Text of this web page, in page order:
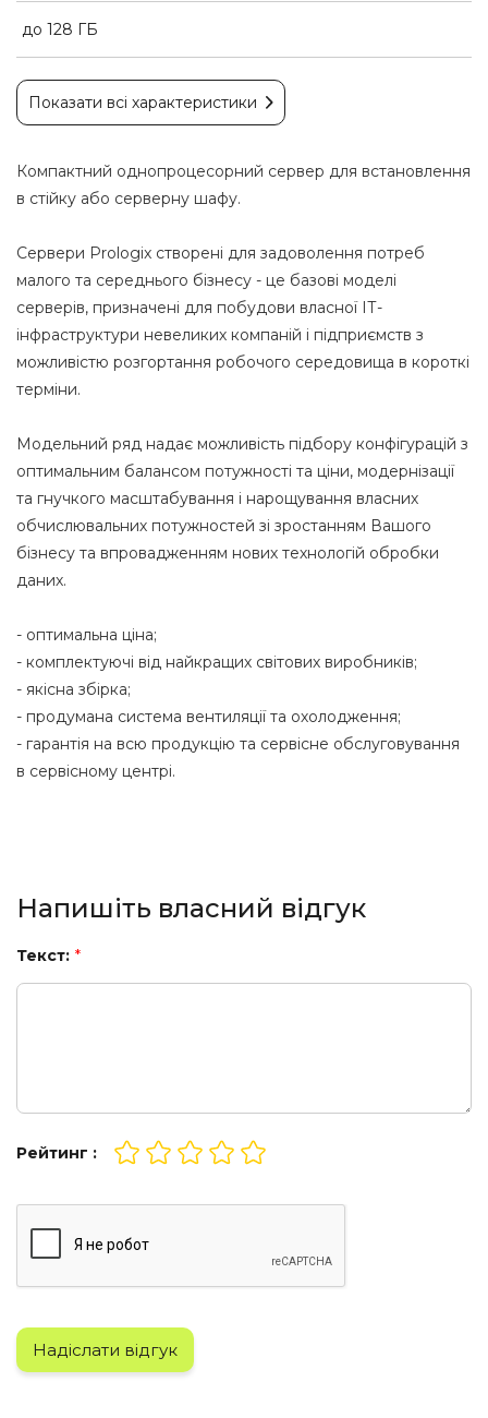
до 128 ГБ
Показати всі характеристики
Компактний однопроцесорний сервер для встановлення
в стійку або серверну шафу.
Сервери Prologix створені для задоволення потреб
малого та середнього бізнесу - це базові моделі
серверів, призначені для побудови власної ІТ-
інфраструктури невеликих компаній і підприємств з
можливістю розгортання робочого середовища в короткі
терміни.
Модельний ряд надає можливість підбору конфігурацій з
оптимальним балансом потужності та ціни, модернізації
та гнучкого масштабування і нарощування власних
обчислювальних потужностей зі зростанням Вашого
бізнесу та впровадженням нових технологій обробки
даних.
- оптимальна ціна;
- комплектуючі від найкращих світових виробників;
- якісна збірка;
- продумана система вентиляції та охолодження;
- гарантія на всю продукцію та сервісне обслуговування
в сервісному центрі.
Напишіть власний відгук
Текст: *
Рейтинг :
Надіслати відгук